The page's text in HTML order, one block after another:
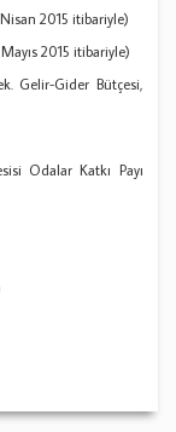
2015 itibariyle)
2015 itibariyle)
Gelir-Gider Bütçesi,
Odalar Katkı Payı